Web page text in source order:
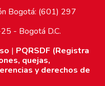
Bogotá: (601) 297
- Bogotá D.C.
| PQRSDF (Registra
quejas,
y derechos de